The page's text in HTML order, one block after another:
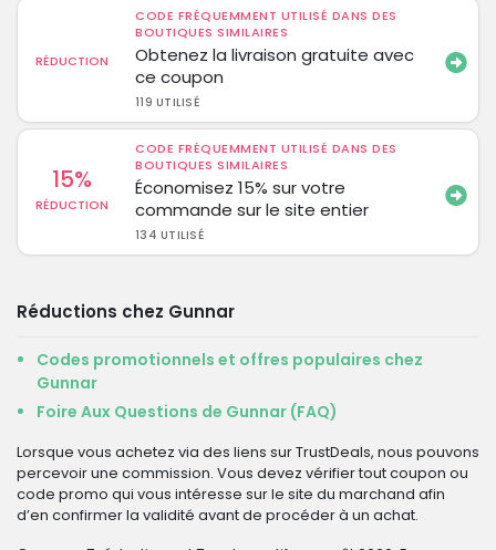
RÉDUCTION
CODE FRÉQUEMMENT UTILISÉ DANS DES
BOUTIQUES SIMILAIRES
Obtenez la livraison gratuite avec
ce coupon
119 UTILISÉ
15%
RÉDUCTION
CODE FRÉQUEMMENT UTILISÉ DANS DES
BOUTIQUES SIMILAIRES
Économisez 15% sur votre
commande sur le site entier
134 UTILISÉ
Réductions chez Gunnar
Codes promotionnels et offres populaires chez
Gunnar
Foire Aux Questions de Gunnar (FAQ)
Lorsque vous achetez via des liens sur TrustDeals, nous pouvons
percevoir une commission. Vous devez vérifier tout coupon ou
code promo qui vous intéresse sur le site du marchand afin
d’en confirmer la validité avant de procéder à un achat.